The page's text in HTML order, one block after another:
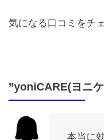
気になる口コミをチ
”yoniCARE(ヨニ
本当に